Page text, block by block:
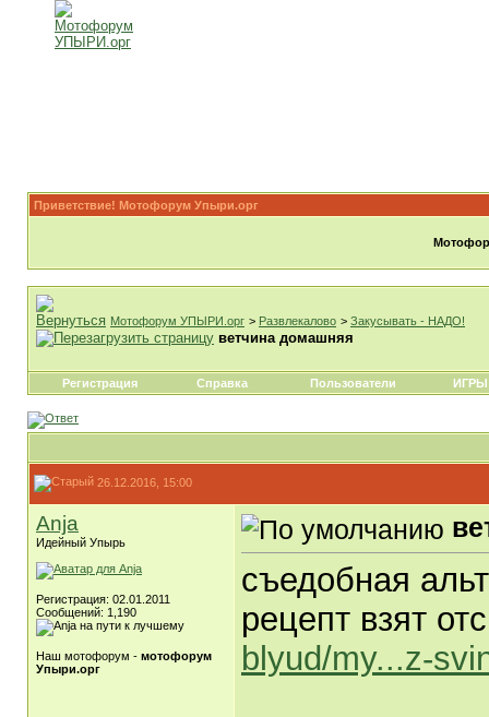
Приветствие! Мотофорум Упыри.орг
Мотофорум УПЫРИ.орг > Развлекалово > Закусывать - НАДО!
ветчина домашняя
Регистрация Справка Пользователи ИГРЫ
26.12.2016, 15:00
Anja
Идейный Упырь
Регистрация: 02.01.2011
Сообщений: 1,190
Наш мотофорум - мотофорум
Упыри.орг
съедобная
рецепт взят
blyud/my...z-